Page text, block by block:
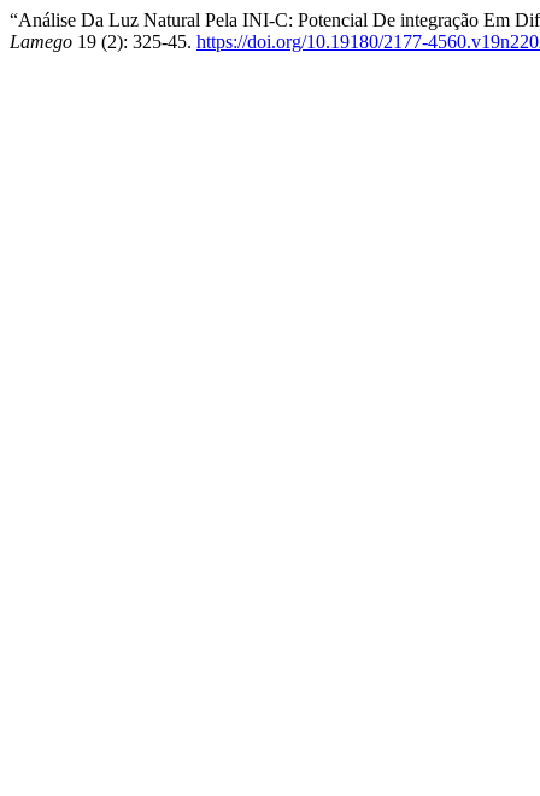
“Análise Da Luz Natural Pela INI-C: Potencial De integração Em
Lamego 19 (2): 325-45. https://doi.org/10.19180/2177-